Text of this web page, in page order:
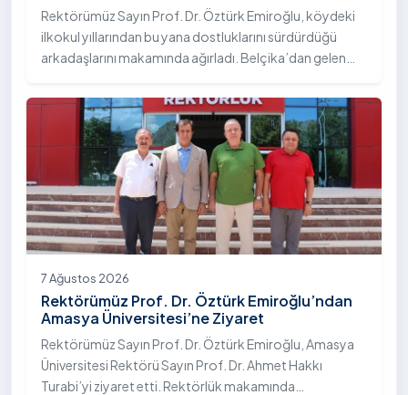
Rektörümüz Sayın Prof. Dr. Öztürk Emiroğlu, köydeki
ilkokul yıllarından bu yana dostluklarını sürdürdüğü
arkadaşlarını makamında ağırladı. Belçika’dan gelen
Çelik, Rektörümüz Sayın Prof. Dr. Öztürk Emiroğlu’na
nezaket ziyaretinde bulundu.
7 Ağustos 2026
Rektörümüz Prof. Dr. Öztürk Emiroğlu’ndan
Amasya Üniversitesi’ne Ziyaret
Rektörümüz Sayın Prof. Dr. Öztürk Emiroğlu, Amasya
Üniversitesi Rektörü Sayın Prof. Dr. Ahmet Hakkı
Turabi’yi ziyaret etti. Rektörlük makamında